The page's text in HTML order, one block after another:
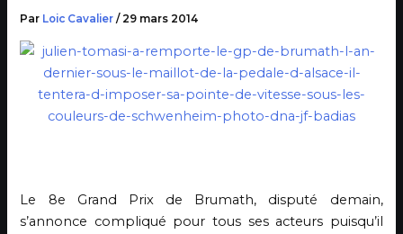
Par Loic Cavalier/ 29 mars 2014
Le 8e Grand Prix de Brumath, disputé demain,
s’annonce compliqué pour tous ses acteurs puisqu’il